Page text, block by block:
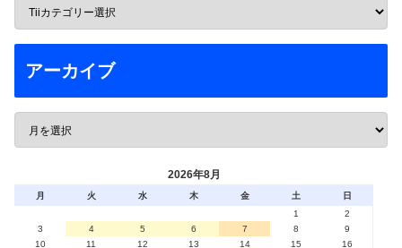
アーカイブ
2026年8月
月 火 水 木 金 土
日
1
2
3
4 5 6 7 8
9
10
11 12 13 14 15
16